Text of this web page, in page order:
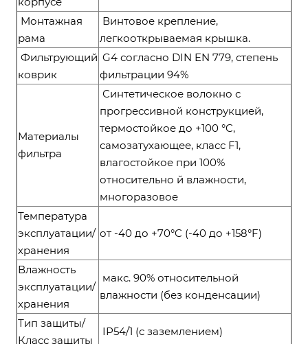
Монтажная
рама
Винтовое крепление,
легкооткрываемая крышка.
Фильтрующий
коврик
G4 согласно DIN EN 779, степень
фильтрации 94%
Материалы
фильтра
Синтетическое волокно с
прогрессивной конструкцией,
термостойкое до +100 °C,
самозатухающее, класс F1,
влагостойкое при 100%
относительно й влажности,
многоразовое
Температура
эксплуатации/
хранения
от -40 до +70°C (-40 до +158°F)
Влажность
эксплуатации/
хранения
макс. 90% относительной
влажности (без конденсации)
Тип защиты/
Класс защиты
ІР54/1 (с заземлением)